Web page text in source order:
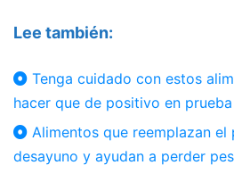
Lee también:
Tenga cuidado con estos
hacer que de positivo en
Alimentos que reemplazan el
desayuno y ayudan a perder